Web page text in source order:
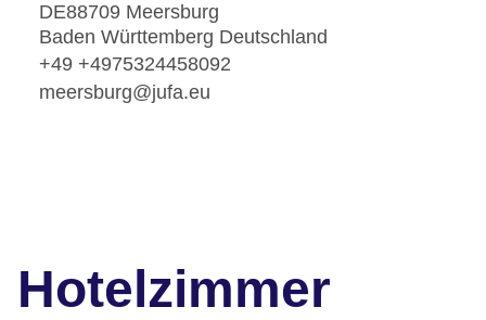
DE88709 Meersburg
Baden Württemberg Deutschland
+49 +4975324458092
meersburg@jufa.eu
Hotelzimmer